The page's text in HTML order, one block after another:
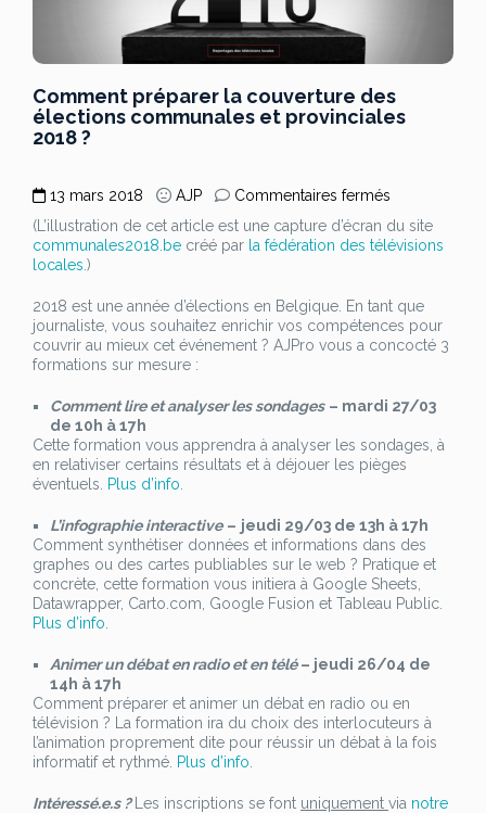
Comment préparer la couverture des
élections communales et provinciales
2018 ?
13 mars 2018 AJP Commentaires fermés
préparer
la
élections
communales
et
?
(L’illustration de cet article est une capture d’écran du site
communales2018.be créé par la fédération des télévisions
locales .)
2018 est une année d’élections en Belgique. En tant que
journaliste, vous souhaitez enrichir vos compétences pour
couvrir au mieux cet événement ? AJPro vous a concocté 3
formations sur mesure :
Comment lire et analyser les sondages – mardi 27/03
de 10h à 17h
Cette formation vous apprendra à analyser les sondages, à
en relativiser certains résultats et à déjouer les pièges
éventuels.
Plus d’info
L’infographie interactive – jeudi 29/03 de 13h à 17h
Comment synthétiser données et informations dans des
graphes ou des cartes publiables sur le web ? Pratique et
concrète, cette formation vous initiera à Google Sheets,
Datawrapper, Carto.com, Google Fusion et Tableau Public.
Plus d’info
Animer un débat en radio et en télé– jeudi 26/04 de
14h à 17h
Comment préparer et animer un débat en radio ou en
télévision ? La formation ira du choix des interlocuteurs à
l’animation proprement dite pour réussir un débat à la fois
informatif et rythmé. Plus d’info
Intéressé.e.s ? Les inscriptions se font uniquement via notre